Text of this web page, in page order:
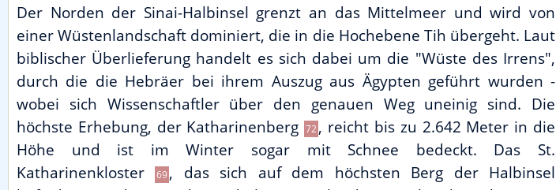
Der Norden der Sinai-Halbinsel grenzt an das Mittelmeer und wird von
einer Wüstenlandschaft dominiert, die in die Hochebene Tih übergeht. Laut
biblischer Überlieferung handelt es sich dabei um die "Wüste des Irrens",
durch die die Hebräer bei ihrem Auszug aus Ägypten geführt wurden -
wobei sich Wissenschaftler über den genauen Weg uneinig sind. Die
höchste Erhebung, der Katharinenberg72 , reicht bis zu 2.642 Meter in die
Höhe und ist im Winter sogar mit Schnee bedeckt. Das St.
Katharinenkloster69 , das sich auf dem höchsten Berg der Halbinsel